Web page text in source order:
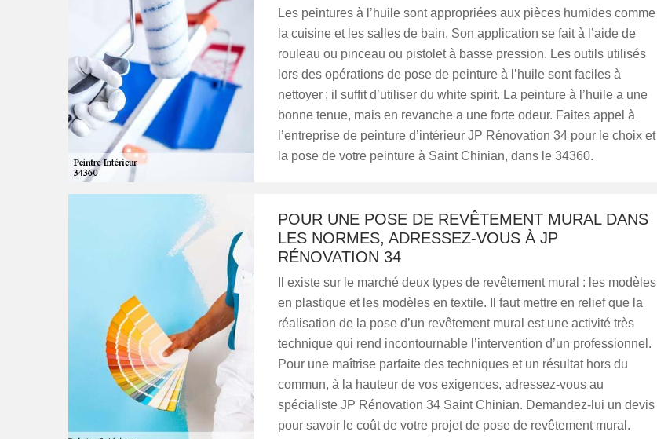
Les peintures à l’huile sont appropriées aux pièces humides comme
la cuisine et les salles de bain. Son application se fait à l’aide de
rouleau ou pinceau ou pistolet à basse pression. Les outils utilisés
lors des opérations de pose de peinture à l’huile sont faciles à
nettoyer ; il suffit d’utiliser du white spirit. La peinture à l’huile a une
bonne tenue, mais en revanche a une forte odeur. Faites appel à
l’entreprise de peinture d’intérieur JP Rénovation 34 pour le choix et
la pose de votre peinture à Saint Chinian, dans le 34360.
POUR UNE POSE DE REVÊTEMENT MURAL DANS
LES NORMES, ADRESSEZ-VOUS À JP
RÉNOVATION 34
Il existe sur le marché deux types de revêtement mural : les modèles
en plastique et les modèles en textile. Il faut mettre en relief que la
réalisation de la pose d’un revêtement mural est une activité très
technique qui rend incontournable l’intervention d’un professionnel.
Pour une maîtrise parfaite des techniques et un résultat hors du
commun, à la hauteur de vos exigences, adressez-vous au
spécialiste JP Rénovation 34 Saint Chinian. Demandez-lui un devis
pour savoir le coût de votre projet de pose de revêtement mural.